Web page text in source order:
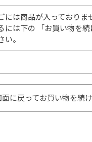
には商品が入っておりま
には下の 「お買い物を続
。
に戻ってお買い物を続